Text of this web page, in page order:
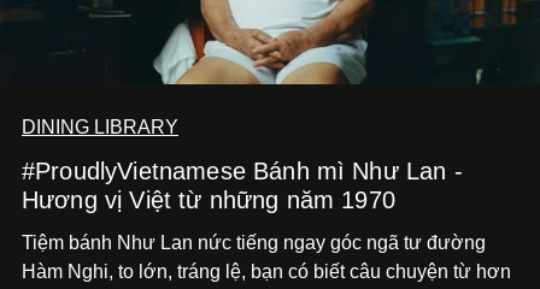
DINING LIBRARY
#ProudlyVietnamese Bánh mì Như Lan -
Hương vị Việt từ những năm 1970
Tiệm bánh Như Lan nức tiếng ngay góc ngã tư đường
Hàm Nghi, to lớn, tráng lệ, bạn có biết câu chuyện từ hơn